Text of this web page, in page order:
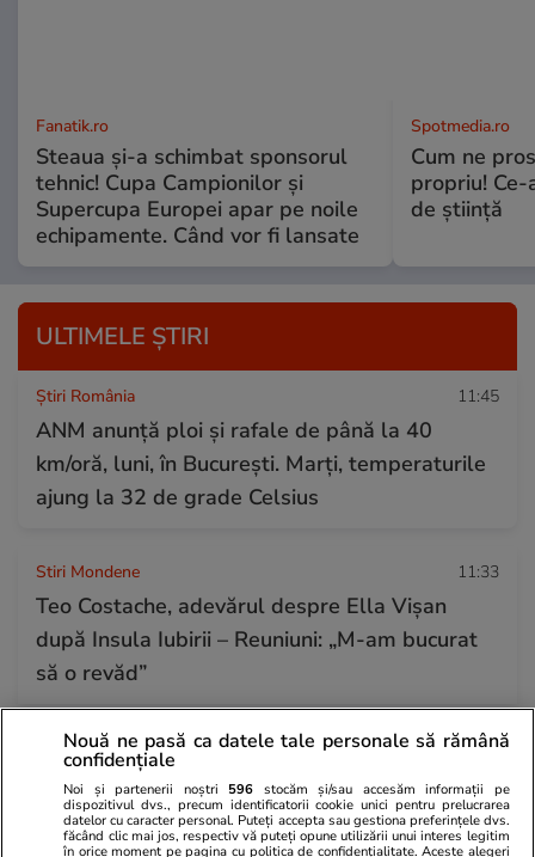
Fanatik.ro
Steaua și-a schimbat sponsorul
tehnic! Cupa Campionilor și
Supercupa Europei apar pe noile
echipamente. Când vor fi lansate
Spotmedia.ro
Cum ne
propriu!
de știință
ULTIMELE ȘTIRI
Știri România 11:45
ANM anunță ploi și rafale de până la 40
km/oră, luni, în București. Marți, temperaturile
ajung la 32 de grade Celsius
Stiri Mondene 11:33
Teo Costache, adevărul despre Ella Vișan
după Insula Iubirii – Reuniuni: „M-am bucurat
să o revăd”
Auto 11:30
Mexic a pus taxe de 50% pe mașinile
producătorilor din China, dar vânzările lor tot
au crescut cu aproape 30%
Nouă ne pasă ca datele tale personale să rămână
confidențiale
Noi și partenerii noștri 596 stocăm și/sau accesăm informații pe
dispozitivul dvs., precum identificatorii cookie unici pentru prelucrarea
datelor cu caracter personal. Puteți accepta sau gestiona preferințele dvs.
făcând clic mai jos, respectiv vă puteți opune utilizării unui interes legitim
în orice moment pe pagina cu politica de confidențialitate. Aceste alegeri